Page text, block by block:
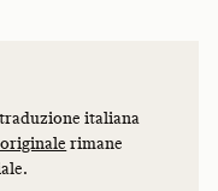
italiana
rimane